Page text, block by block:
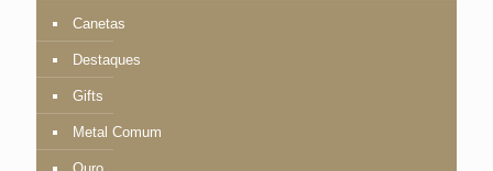
Canetas
Destaques
Gifts
Metal Comum